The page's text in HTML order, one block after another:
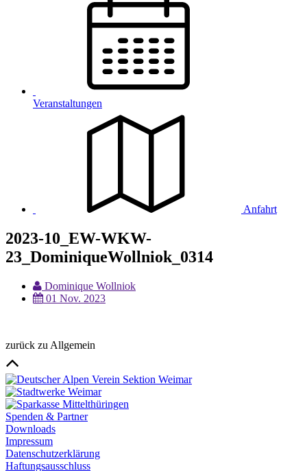
Veranstaltungen
Anfahrt
2023-10_EW-WKW-
23_DominiqueWollniok_0314
Dominique Wollniok
01 Nov. 2023
zurück zu Allgemein
Spenden & Partner
Downloads
Impressum
Datenschutzerklärung
Haftungsausschluss